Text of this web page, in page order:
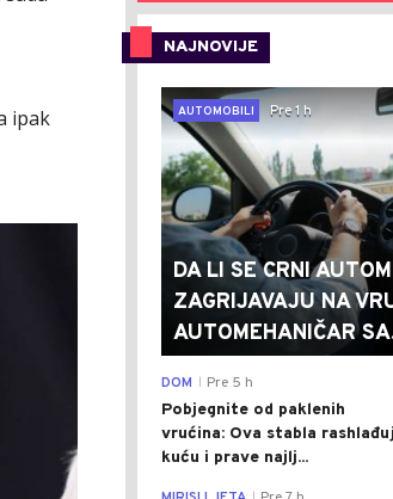
ipak
NAJNOVIJE
AUTOMOBILI
Pre 1 h
DA LI SE CRNI
ZAGRIJAVAJU NA
AUTOMEHANIČAR
DOM Pre 5 h
Pobjegnite od paklenih
vrućina: Ova stabla
kuću i prave najlj...